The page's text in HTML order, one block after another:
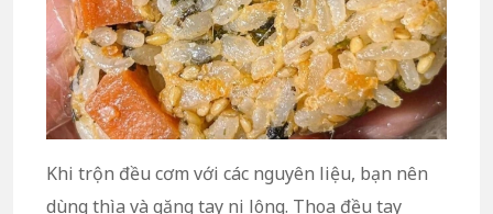
Khi trộn đều cơm với các nguyên liệu, bạn nên
dùng thìa và găng tay ni lông. Thoa đều tay